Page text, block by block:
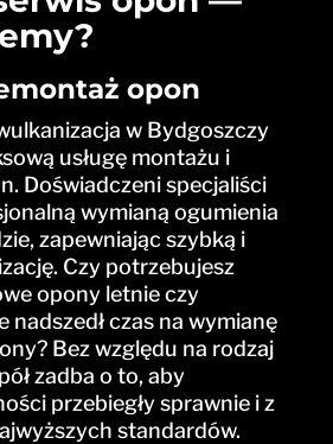
opon
w Bydgoszczy
usługę montażu i
Doświadczeni specjaliści
wymianą ogumienia
zapewniając szybką i
Czy potrzebujesz
opony letnie czy
nadszedł czas na wymianę
Bez względu na rodzaj
zadba o to, aby
przebiegły sprawnie i z
standardów.